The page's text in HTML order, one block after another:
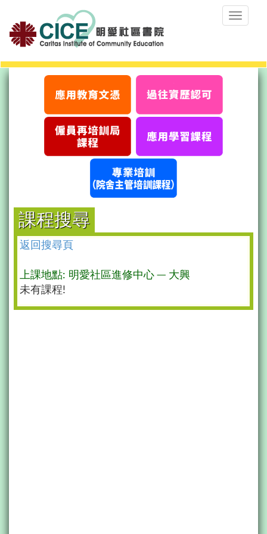
Toggle
課程搜尋
返回搜尋頁
上課地點: 明愛社區進修中心 ─ 大興
未有課程!